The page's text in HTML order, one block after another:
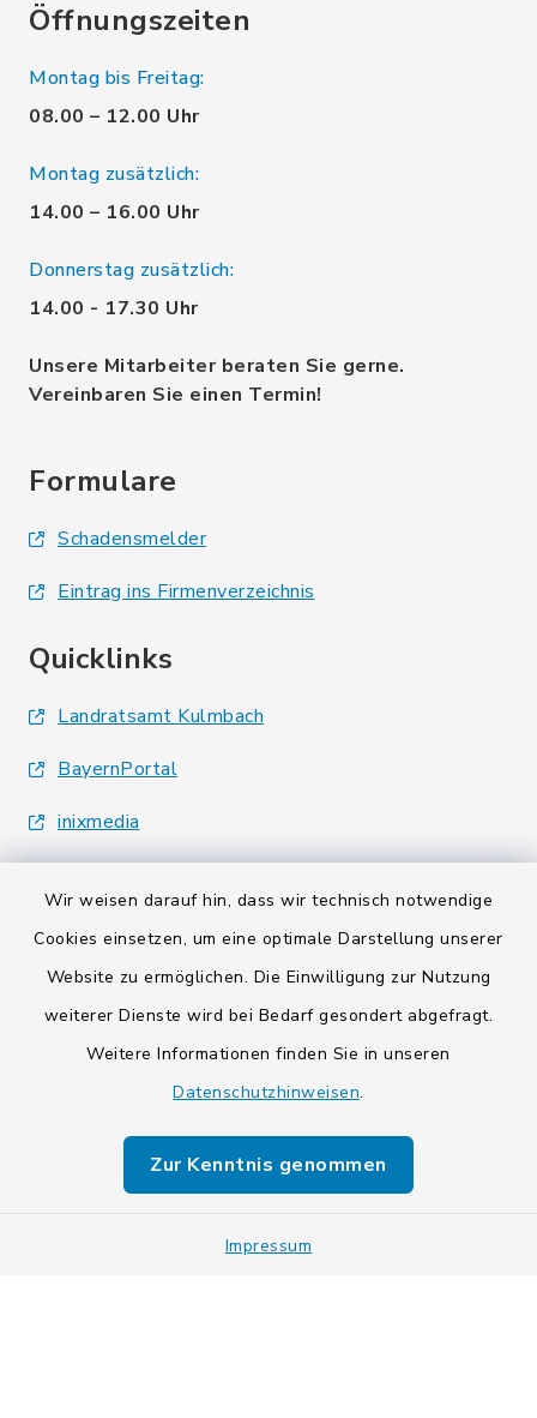
Wir weisen darauf hin, dass wir technisch notwendige
Cookies einsetzen, um eine optimale Darstellung unserer
Website zu ermöglichen. Die Einwilligung zur Nutzung
weiterer Dienste wird bei Bedarf gesondert abgefragt.
Weitere Informationen finden Sie in unseren
Datenschutzhinweisen.
Zur Kenntnis genommen
Impressum
Öffnungszeiten
Montag bis Freitag:
08.00 – 12.00 Uhr
Montag zusätzlich:
14.00 – 16.00 Uhr
Donnerstag zusätzlich:
14.00 - 17.30 Uhr
Unsere Mitarbeiter beraten Sie gerne.
Vereinbaren Sie einen Termin!
Formulare
Schadensmelder
Eintrag ins Firmenverzeichnis
Quicklinks
Landratsamt Kulmbach
BayernPortal
inixmedia
Barrierefreiheit
Impressum
Sitemap